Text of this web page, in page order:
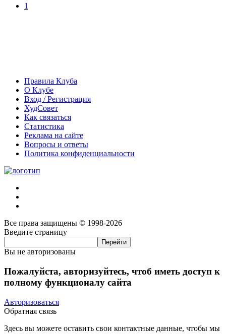
1
Правила Клуба
О Клубе
Вход / Регистрация
ХудСовет
Как связаться
Статистика
Реклама на сайте
Вопросы и ответы
Политика конфиденциальности
Все права защищены © 1998-2026
Введите страницу
Вы не авторизованы
Пожалуйста, авторизуйтесь, чтоб иметь доступ к
полному функционалу сайта
Авторизоваться
Обратная связь
Здесь вы можете оставить свои контактные данные, чтобы мы